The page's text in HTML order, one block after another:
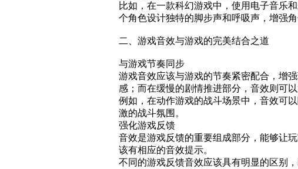
比如，在一款科幻游戏中，使用电子音乐
个角色设计独特的脚步声和呼吸声，增强角
二、游戏音效与游戏的完美结合之道
与游戏节奏同步
游戏音效应该与游戏的节奏紧密配合，增
感；而在缓慢的剧情推进部分，音效则可
例如，在动作游戏的战斗场景中，音效可
激的战斗氛围。
强化游戏反馈
音效是游戏反馈的重要组成部分，能够让
该有相应的音效提示。
不同的游戏反馈音效应该具有明显的区别